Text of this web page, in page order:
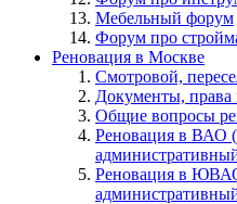
Мебельный форум
Форум про
Реновация в Москве
Смотровой,
Документы, права
Общие вопросы
Реновация в ВАО
Реновация в